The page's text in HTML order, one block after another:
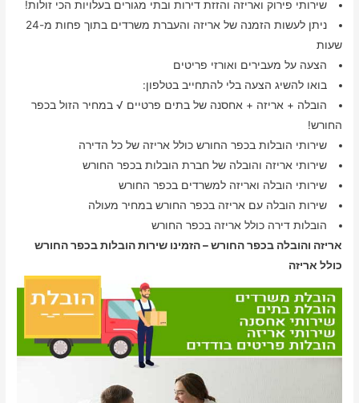
שירותי פירוק ואריזה והזזת דירות ובתי מגורים בעלויות הכי זולות!
ניתן לעשות הזמנה של אריזה והעברת משרדים בתוך פחות מ-24
שעות
הצעה על מעבירים ואורזי פריטים
בואו להשיג הצעה בלי להתחייב בטלפון:
הובלה + אריזה + אחסנה של בתים פרטיים √ במחיר הזול בכפר
החורש!
שירותי הובלות בכפר החורש כולל אריזה של כל הדירה
שירותי אריזה והובלה של חברת הובלות בכפר החורש
שירותי הובלה ואריזה למשרדים בכפר החורש
שירות הובלה עם אריזה בכפר החורש במחיר מעולה
הובלות דירה כולל אריזה בכפר החורש
אריזה והובלה בכפר החורש – הזמינו שירות הובלות בכפר החורש
כולל אריזה